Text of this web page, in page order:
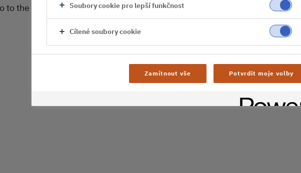
to the homepageSoubory cookie pro lepší funkčnost
Cílené soubory cookie
Zamítnout vše Potvrdit moje volby